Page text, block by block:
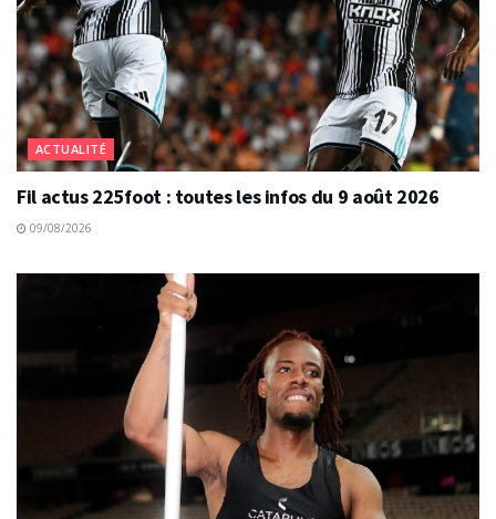
ACTUALITÉ
Fil actus 225foot : toutes les infos du 9 août 2026
09/08/2026